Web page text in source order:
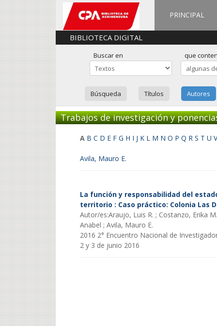
PRINCIPAL
BIBLIOTECA DIGITAL
Buscar en que
Búsqueda Títulos Autores
Trabajos de investigación y
A B C D E F G H I J K L M N O P Q R S T U V
Avila, Mauro E.
La función y responsabilidad del
territorio : Caso práctico: Colonia Las
Autor/es:Araujo, Luis R. ; Costanzo, Erika
Anabel ; Avila, Mauro E.
2016 2° Encuentro Nacional de
2 y 3 de junio 2016